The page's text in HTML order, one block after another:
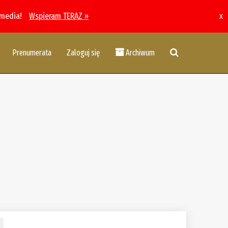
Wspieram TERAZ » x
Prenumerata Zaloguj się Archiwum